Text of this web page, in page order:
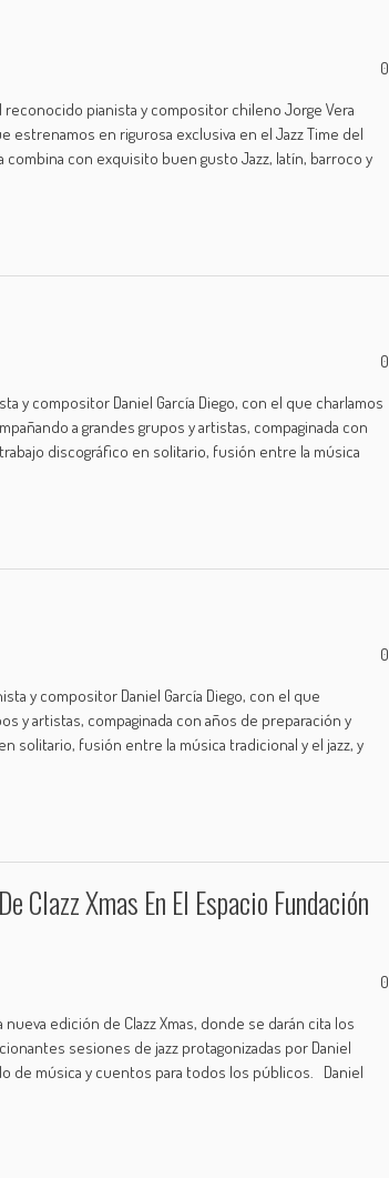
0
reconocido pianista y compositor chileno Jorge Vera
estrenamos en rigurosa exclusiva en el Jazz Time del
con exquisito buen gusto Jazz, latín, barroco y
0
y compositor Daniel García Diego, con el que charlamos
a grandes grupos y artistas, compaginada con
discográfico en solitario, fusión entre la música
0
y compositor Daniel García Diego, con el que
y artistas, compaginada con años de preparación y
solitario, fusión entre la música tradicional y el jazz, y
Clazz Xmas En El Espacio Fundación
0
edición de Clazz Xmas, donde se darán cita los
sesiones de jazz protagonizadas por Daniel
de música y cuentos para todos los públicos. Daniel